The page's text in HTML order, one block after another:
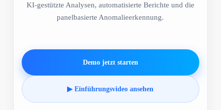
KI-gestützte Analysen, automatisierte Berichte und die
panelbasierte Anomalieerkennung.
Demo jetzt starten
▶ Einführungsvideo ansehen